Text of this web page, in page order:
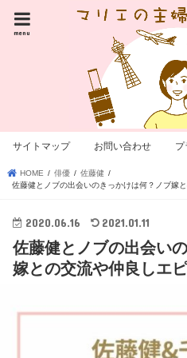
menu
サイトマップ お問い合わせ プ
HOME 俳優
佐藤健
佐藤健とノブの出会いのきっかけは何？ノブ嫁
2020.06.16 2021.01.11
佐藤健とノブの出会い
嫁との交流や仲良しエ